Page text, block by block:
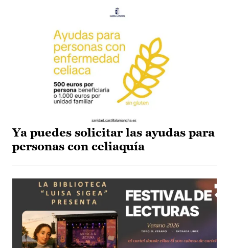
Ya puedes solicitar las ayudas para
personas con celiaquía